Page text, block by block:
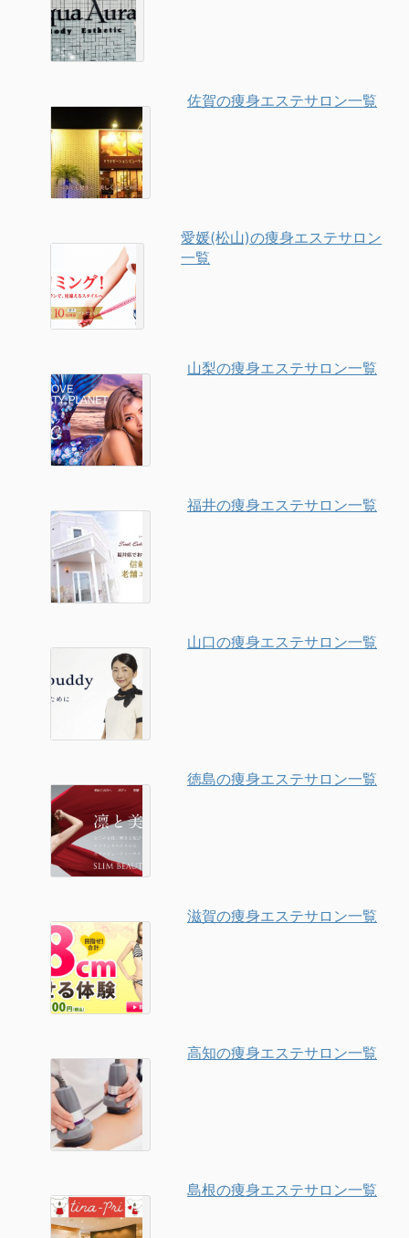
佐賀の痩身エステサロン一覧
愛媛(松山)の痩身エステサロン
一覧
山梨の痩身エステサロン一覧
福井の痩身エステサロン一覧
山口の痩身エステサロン一覧
徳島の痩身エステサロン一覧
滋賀の痩身エステサロン一覧
高知の痩身エステサロン一覧
島根の痩身エステサロン一覧